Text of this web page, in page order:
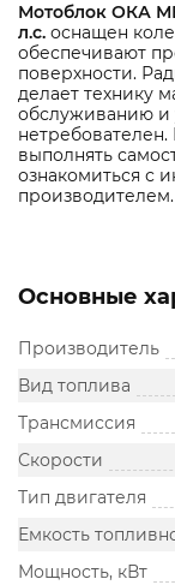
Мотоблок ОКА
л.с. оснащен
обеспечивают
поверхности.
делает технику
обслуживанию и
выполнять
ознакомиться с
производителем.
Основные
Производитель
Вид топлива
Трансмиссия
Скорости
Тип двигателя
Емкость
Мощность, кВт